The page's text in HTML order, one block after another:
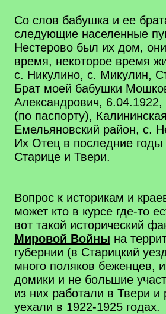
Со слов бабушка и ее
следующие населенные
Нестерово был их дом,
время, некоторое время
с. Никулино, с. Микулин,
Брат моей бабушки
Александрович,
(по паспорту),
Емельяновский район, с.
Их Отец в последние годы
Старице и Твери.
Вопрос к историкам и
может кто в курсе где-то
вот такой исторический
Мировой Войны на
губернии (в Старицкий
много поляков беженцев,
домики и не большие
из них работали в Твери
уехали в 1922-1925 годах.